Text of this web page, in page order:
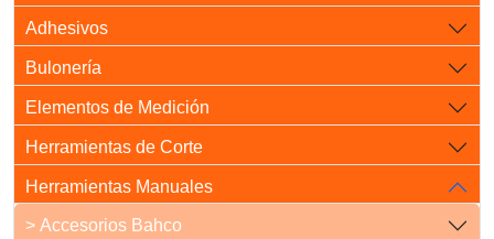
Adhesivos
Bulonería
Elementos de Medición
Herramientas de Corte
Herramientas Manuales
> Accesorios Bahco